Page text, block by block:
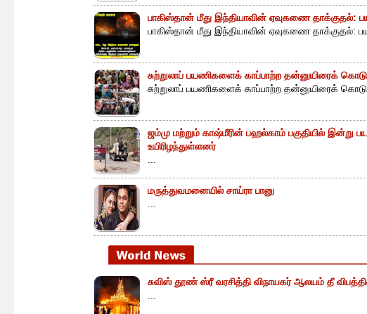
பாகிஸ்தான் மீது இந்தியாவின் ஏவுகணை தாக்குதல்:
பாகிஸ்தான் மீது இந்தியாவின் ஏவுகணை தாக்குதல்:
சுற்றுலாப் பயணிகளைக் காப்பாற்ற தன்னுயிரைக்
சுற்றுலாப் பயணிகளைக் காப்பாற்ற தன்னுயிரைக்
ஜம்மு மற்றும் காஷ்மீரின் பஹல்காம் பகுதியில் இன்று
உயிரிழந்துள்ளனர்
...
மருத்துவமனையில் சாய்ரா பானு
...
சுவிஸ் தூண் ஸ்ரீ வரசித்தி விநாயகர் ஆலயம் தீ
...